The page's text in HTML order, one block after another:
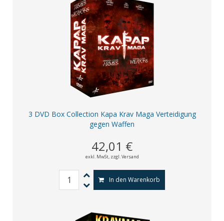
3 DVD Box Collection Kapa Krav Maga Verteidigung
gegen Waffen
42,01 €
exkl. MwSt, zzgl. Versand
In den Warenkorb